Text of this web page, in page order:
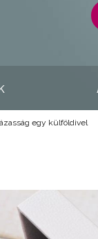
egy külföldivel